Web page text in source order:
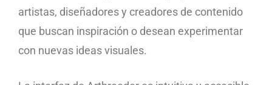
artistas, diseñadores y creadores de contenido
que buscan inspiración o desean experimentar
con nuevas ideas visuales.